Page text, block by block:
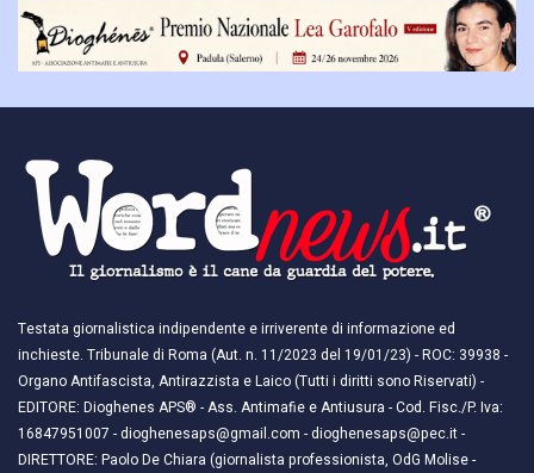
Testata giornalistica indipendente e irriverente di informazione ed
inchieste. Tribunale di Roma (Aut. n. 11/2023 del 19/01/23) - ROC: 39938 -
Organo Antifascista, Antirazzista e Laico (Tutti i diritti sono Riservati) -
EDITORE: Dioghenes APS® - Ass. Antimafie e Antiusura - Cod. Fisc./P. Iva:
16847951007 - dioghenesaps@gmail.com - dioghenesaps@pec.it - ​​
DIRETTORE: Paolo De Chiara (giornalista professionista, OdG Molise -